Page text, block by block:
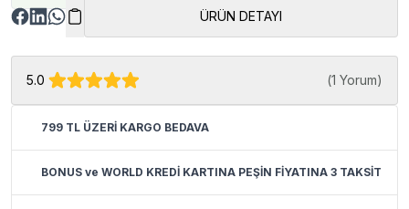
ÜRÜN DETAYI
5.0 (1 Yorum)
799 TL ÜZERİ KARGO BEDAVA
BONUS ve WORLD KREDİ KARTINA PEŞİN FİYATINA 3 TAKSİT